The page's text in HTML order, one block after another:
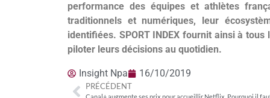
performance des équipes et athlètes
traditionnels et numériques, leur
identifiées. SPORT INDEX fournit ainsi à
piloter leurs décisions au quotidien.
Insight Npa 16/10/2019
PRÉCÉDENT